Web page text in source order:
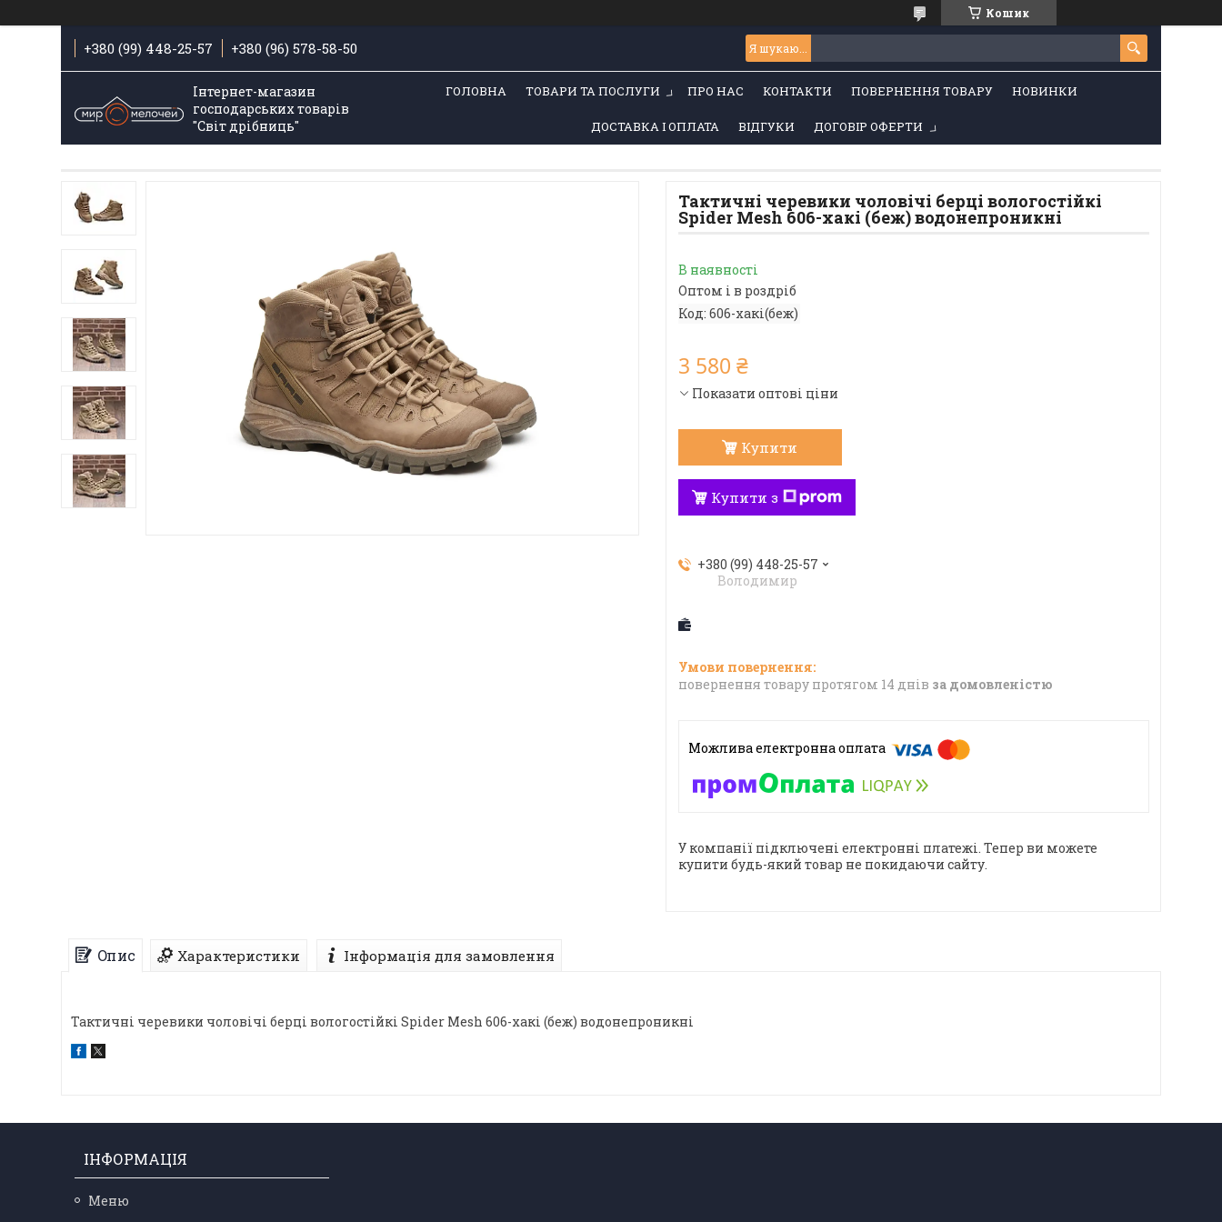
Кошик
+380 (99) 448-25-57 +380 (96) 578-58-50
Інтернет-магазин
господарських товарів
"Світ дрібниць"
ГОЛОВНА ТОВАРИ ТА ПОСЛУГИ ПРО НАС КОНТАКТИ ПОВЕРНЕННЯ ТОВАРУ НОВИНКИ
ДОСТАВКА І ОПЛАТА ВІДГУКИ ДОГОВІР ОФЕРТИ
Тактичні черевики чоловічі берці вологостійкі
Spider Mesh 606-хакі (беж) водонепроникні
В наявності
Оптом і в роздріб
Код: 606-хакі(беж)
3 580 ₴
Показати оптові ціни
Купити
Купити з
+380 (99) 448-25-57
Володимир
повернення товару протягом 14 днів за домовленістю
У компанії підключені електронні платежі. Тепер ви можете
купити будь-який товар не покидаючи сайту.
Опис Характеристики Інформація для замовлення
Тактичні черевики чоловічі берці вологостійкі Spider Mesh 606-хакі (беж) водонепроникні
ІНФОРМАЦІЯ
Меню